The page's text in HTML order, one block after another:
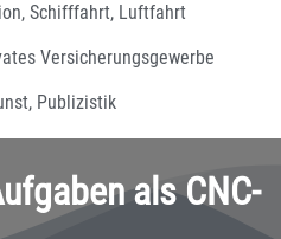
Schifffahrt, Luftfahrt
Versicherungsgewerbe
Publizistik
als CNC-